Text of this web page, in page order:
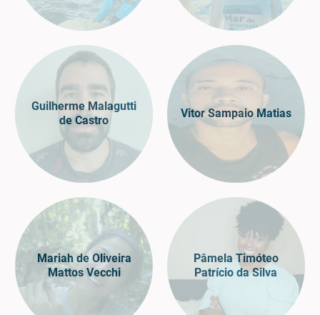
Guilherme Malagutti
de Castro
Vitor Sampaio Matias
Mariah de Oliveira
Mattos Vecchi
Pâmela Timóteo
Patrício da Silva